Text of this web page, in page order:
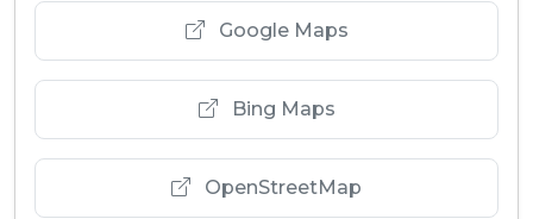
Google Maps
Bing Maps
OpenStreetMap